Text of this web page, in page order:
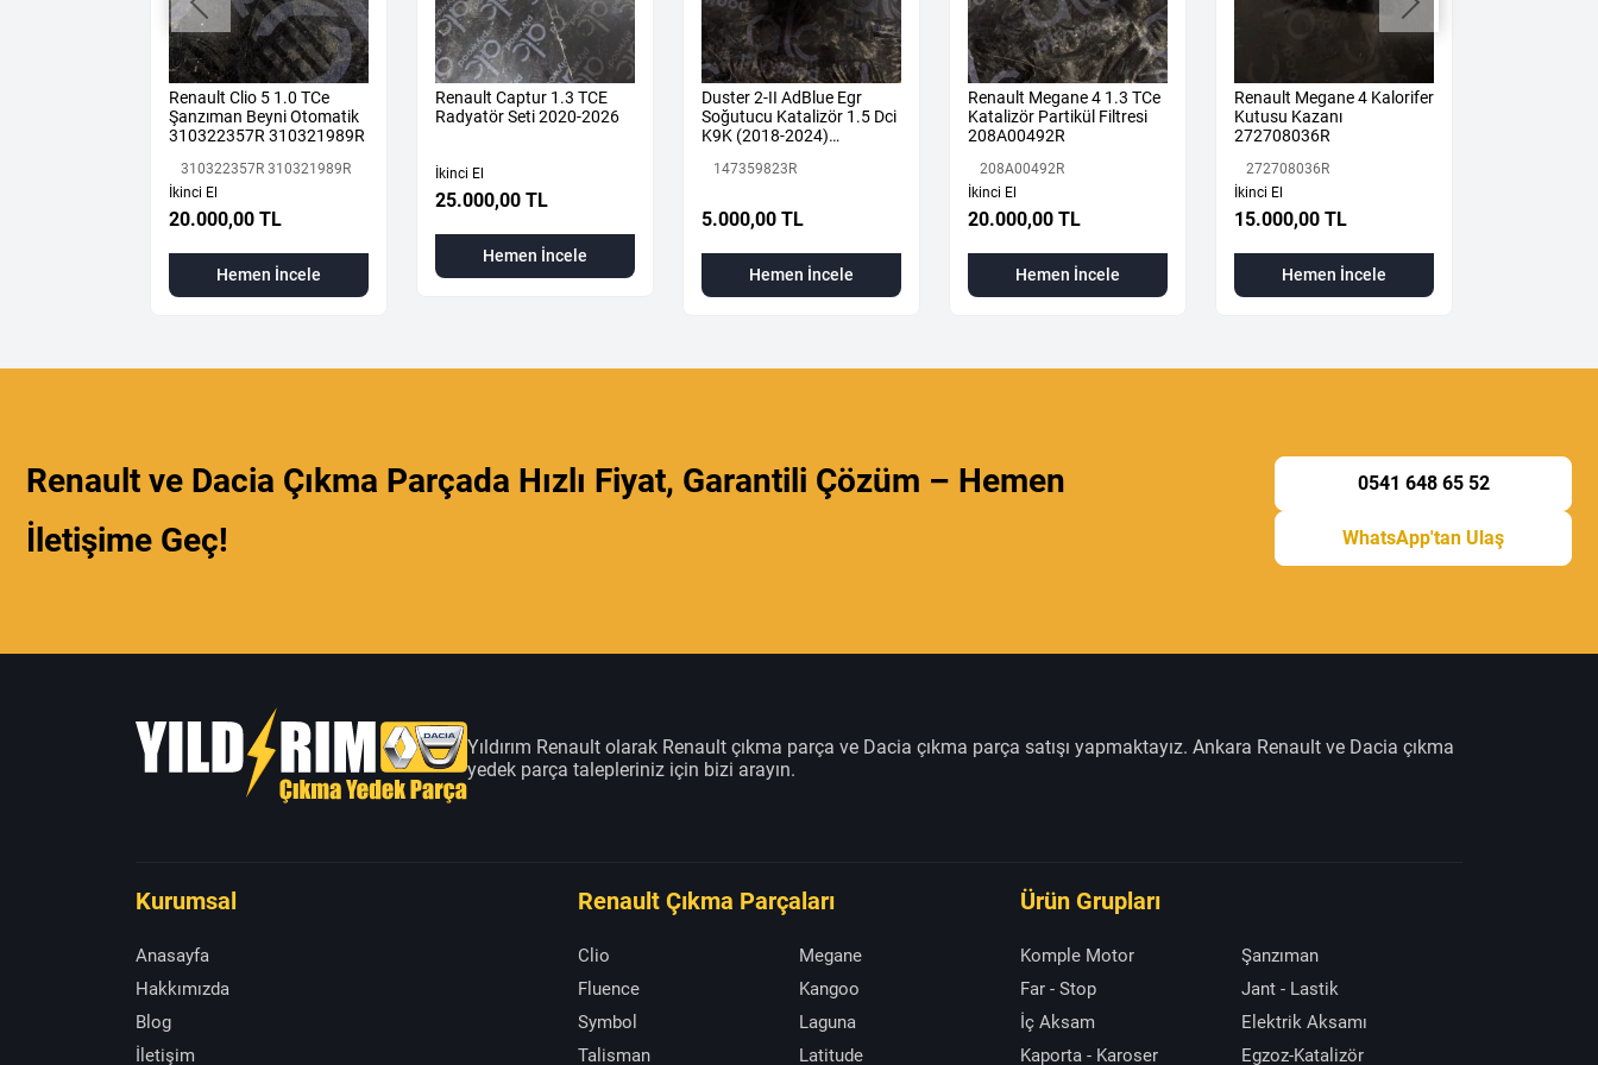
Renault Clio 5 1.0 TCe
Şanzıman Beyni Otomatik
310322357R 310321989R
310322357R 310321989R
İkinci El
20.000,00 TL
Hemen İncele
Renault Captur 1.3 TCE
Radyatör Seti 2020-2026
İkinci El
25.000,00 TL
Hemen İncele
Duster 2-II AdBlue Egr
Soğutucu Katalizör 1.5 Dci
K9K (2018-2024)
Çıkma
147359823R
5.000,00 TL
Hemen İncele
Renault Megane 4 1.3 TCe
Katalizör Partikül Filtresi
208A00492R
208A00492R
İkinci El
20.000,00 TL
Hemen İncele
Renault Megane 4 Kalorifer
Kutusu Kazanı
272708036R
272708036R
İkinci El
15.000,00 TL
Hemen İncele
Renault ve Dacia Çıkma Parçada Hızlı Fiyat, Garantili Çözüm – Hemen
İletişime Geç!
0541 648 65 52
WhatsApp'tan Ulaş
Yıldırım Renault olarak Renault çıkma parça ve Dacia çıkma parça satışı yapmaktayız. Ankara Renault ve Dacia çıkma
yedek parça talepleriniz için bizi arayın.
Kurumsal
Anasayfa
Hakkımızda
Blog
İletişim
Renault Çıkma Parçaları
Clio
Megane
Fluence
Kangoo
Symbol
Laguna
Talisman
Latitude
Ürün Grupları
Komple Motor
Şanzıman
Far - Stop
Jant - Lastik
İç Aksam
Elektrik Aksamı
Kaporta - Karoser
Egzoz-Katalizör